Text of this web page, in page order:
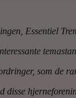
Essentiel
som de
disse